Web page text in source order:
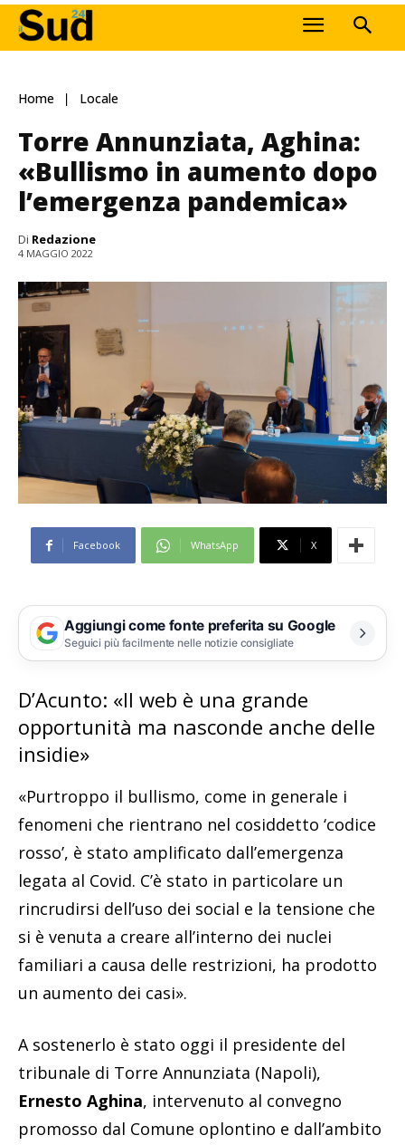
Home Locale
Torre Annunziata, Aghina:
«Bullismo in aumento dopo
l’emergenza pandemica»
Di Redazione
4 MAGGIO 2022
Facebook WhatsApp X
Aggiungi come fonte preferita su Google
Seguici più facilmente nelle notizie consigliate
D’Acunto: «Il web è una grande
opportunità ma nasconde anche delle
insidie»
«Purtroppo il bullismo, come in generale i
fenomeni che rientrano nel cosiddetto ‘codice
rosso’, è stato amplificato dall’emergenza
legata al Covid. C’è stato in particolare un
rincrudirsi dell’uso dei social e la tensione che
si è venuta a creare all’interno dei nuclei
familiari a causa delle restrizioni, ha prodotto
un aumento dei casi».
A sostenerlo è stato oggi il presidente del
tribunale di Torre Annunziata (Napoli),
Ernesto Aghina, intervenuto al convegno
promosso dal Comune oplontino e dall’ambito